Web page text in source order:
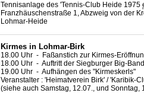
Tennisanlage des 'Tennis-Club Heide 1975
Franzhäuschenstraße 1, Abzweig von der
Lohmar-Heide
Kirmes in Lohmar-Birk
18.00 Uhr - Faßanstich zur Kirmes-
18.00 Uhr - Auftritt der Siegburger Big-
19.00 Uhr - Aufhängen des "Kirmeskerls"
Veranstalter : 'Heimatverein Birk' / 'Karibik-
(siehe auch Samstag, 12.07., und Sonntag,